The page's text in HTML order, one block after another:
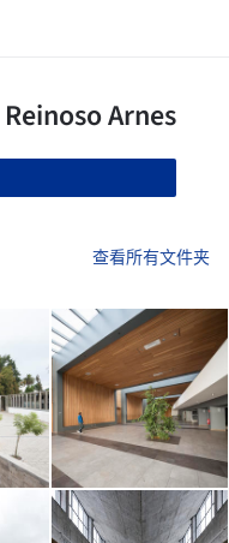
查看所有文件夹